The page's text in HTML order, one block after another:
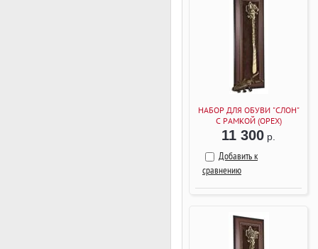
НАБОР ДЛЯ ОБУВИ "СЛОН"
С РАМКОЙ (ОРЕХ)
11 300 р.
Добавить к
сравнению